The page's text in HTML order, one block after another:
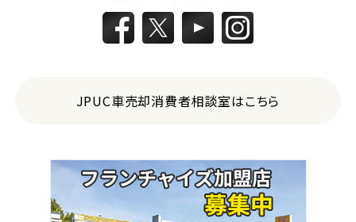
JPUC車売却消費者相談室はこちら